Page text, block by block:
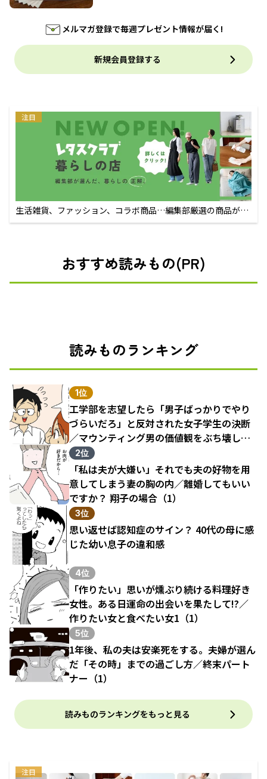
メルマガ登録で毎週プレゼント情報が届く!
新規会員登録する
注目
生活雑貨、ファッション、コラボ商品…編集部厳選の商品が買
えるECサイト
おすすめ読みもの(PR)
読みものランキング
1位
工学部を志望したら「男子ばっかりでやり
づらいだろ」と反対された女子学生の決断
／マウンティング男の価値観をぶち壊した
結果（1）
2位
「私は夫が大嫌い」それでも夫の好物を用
意してしまう妻の胸の内／離婚してもいい
ですか？ 翔子の場合（1）
3位
思い返せば認知症のサイン？ 40代の母に感
じた幼い息子の違和感
4位
「作りたい」思いが燻ぶり続ける料理好き
女性。ある日運命の出会いを果たして!?／
作りたい女と食べたい女1（1）
5位
1年後、私の夫は安楽死をする。夫婦が選ん
だ「その時」までの過ごし方／終末パート
ナー（1）
読みものランキングをもっと見る
注目